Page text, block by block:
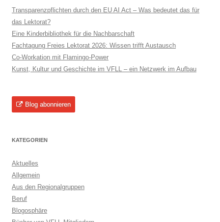
Transparenzpflichten durch den EU AI Act – Was bedeutet das für
das Lektorat?
Eine Kinderbibliothek für die Nachbarschaft
Fachtagung Freies Lektorat 2026: Wissen trifft Austausch
Co-Workation mit Flamingo-Power
Kunst, Kultur und Geschichte im VFLL – ein Netzwerk im Aufbau
Blog abonnieren
KATEGORIEN
Aktuelles
Allgemein
Aus den Regionalgruppen
Beruf
Blogosphäre